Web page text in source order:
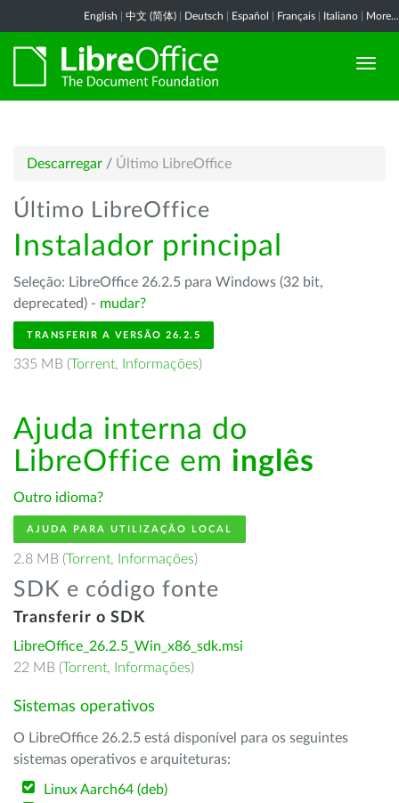
English 中文 (简体) Deutsch Español Français Italiano More...
Descarregar / Último LibreOffice
Último LibreOffice
Instalador principal
Seleção: LibreOffice 26.2.5 para Windows (32 bit,
deprecated) - mudar?
TRANSFERIR A VERSÃO 26.2.5
335 MB (Torrent, Informações)
Ajuda interna do
LibreOffice em inglês
Outro idioma?
AJUDA PARA UTILIZAÇÃO LOCAL
2.8 MB (Torrent, Informações)
SDK e código fonte
Transferir o SDK
LibreOffice_26.2.5_Win_x86_sdk.msi
22 MB (Torrent, Informações)
Sistemas operativos
O LibreOffice 26.2.5 está disponível para os seguintes
sistemas operativos e arquiteturas:
Linux Aarch64 (deb)